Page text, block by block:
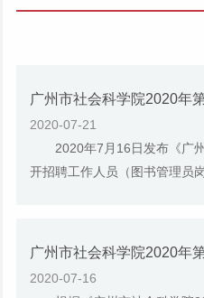
2020-07-21
2020年7月16日发布《广州
开招聘工作人员（图书管理员
2020-07-16